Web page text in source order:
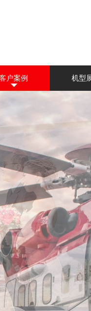
户案例 机型